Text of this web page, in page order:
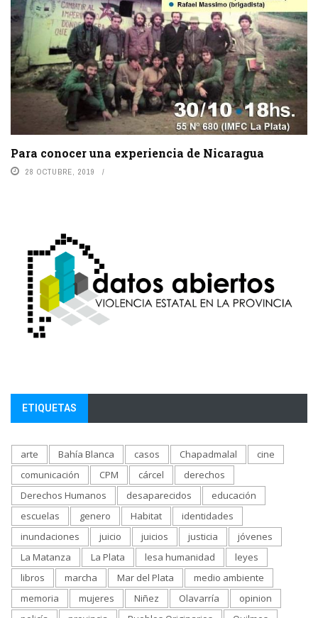
Para conocer una experiencia de Nicaragua
28 OCTUBRE, 2019
ETIQUETAS
arte Bahía Blanca casos Chapadmalal
cine
comunicación
CPM cárcel
derechos
Derechos Humanos
desaparecidos
educación
escuelas
genero Habitat
identidades
inundaciones
juicio juicios justicia
jóvenes
La Matanza
La Plata lesa humanidad
leyes
libros
marcha Mar del Plata
medio ambiente
memoria
mujeres Niñez Olavarría
opinion